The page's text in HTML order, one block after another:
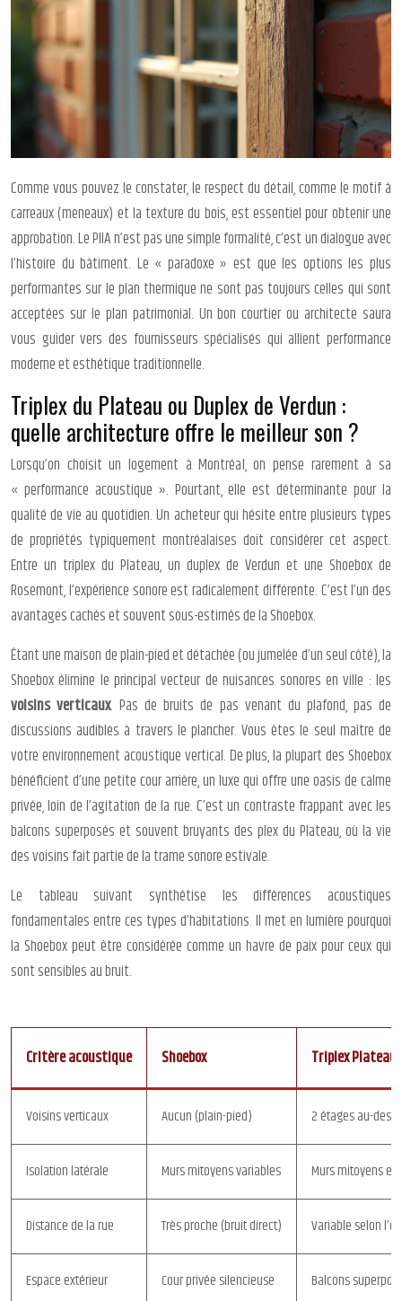
Comme vous pouvez le constater, le respect du détail, comme le motif à
carreaux (meneaux) et la texture du bois, est essentiel pour obtenir une
approbation. Le PIIA n’est pas une simple formalité, c’est un dialogue avec
l’histoire du bâtiment. Le « paradoxe » est que les options les plus
performantes sur le plan thermique ne sont pas toujours celles qui sont
acceptées sur le plan patrimonial. Un bon courtier ou architecte saura
vous guider vers des fournisseurs spécialisés qui allient performance
moderne et esthétique traditionnelle.
Triplex du Plateau ou Duplex de Verdun :
quelle architecture offre le meilleur son ?
Lorsqu’on choisit un logement à Montréal, on pense rarement à sa
« performance acoustique ». Pourtant, elle est déterminante pour la
qualité de vie au quotidien. Un acheteur qui hésite entre plusieurs types
de propriétés typiquement montréalaises doit considérer cet aspect.
Entre un triplex du Plateau, un duplex de Verdun et une Shoebox de
Rosemont, l’expérience sonore est radicalement différente. C’est l’un des
avantages cachés et souvent sous-estimés de la Shoebox.
Étant une maison de plain-pied et détachée (ou jumelée d’un seul côté), la
Shoebox élimine le principal vecteur de nuisances sonores en ville : les
voisins verticaux. Pas de bruits de pas venant du plafond, pas de
discussions audibles à travers le plancher. Vous êtes le seul maître de
votre environnement acoustique vertical. De plus, la plupart des Shoebox
bénéficient d’une petite cour arrière, un luxe qui offre une oasis de calme
privée, loin de l’agitation de la rue. C’est un contraste frappant avec les
balcons superposés et souvent bruyants des plex du Plateau, où la vie
des voisins fait partie de la trame sonore estivale.
Le tableau suivant synthétise les différences acoustiques
fondamentales entre ces types d’habitations. Il met en lumière pourquoi
la Shoebox peut être considérée comme un havre de paix pour ceux qui
sont sensibles au bruit.
Critère acoustique Shoebox Triplex Plateau
Voisins verticaux Aucun (plain-pied) 2 étages au-
Isolation latérale Murs mitoyens variables Murs mitoyens
Distance de la rue Très proche (bruit direct) Variable selon
Espace extérieur Cour privée silencieuse Balcons